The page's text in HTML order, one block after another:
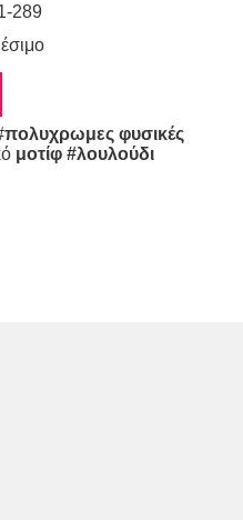
289
πολυχρωμες φυσικές
μοτίφ #λουλούδι